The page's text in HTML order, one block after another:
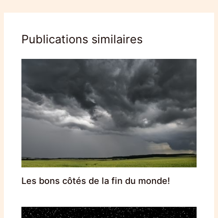
Publications similaires
Les bons côtés de la fin du monde!